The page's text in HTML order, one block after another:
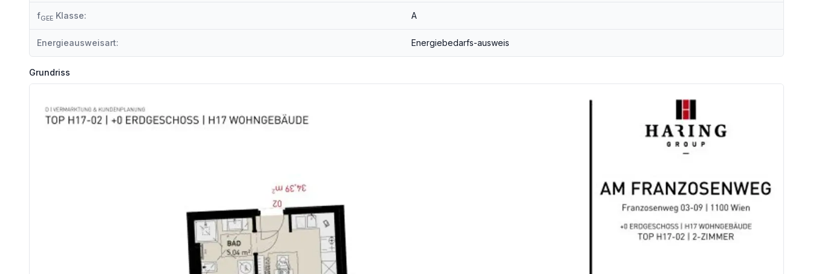
Ihr Vorteil beim Erwerb einer Haring Group Immobilie:
- Provisionsfrei! Alle Eigentumsobjekte werden ohne Provision (3,6% inkl. MwSt.) angeboten!
fGEE Klasse: A
Energieausweisart: Energiebedarfs-ausweis
Grundriss